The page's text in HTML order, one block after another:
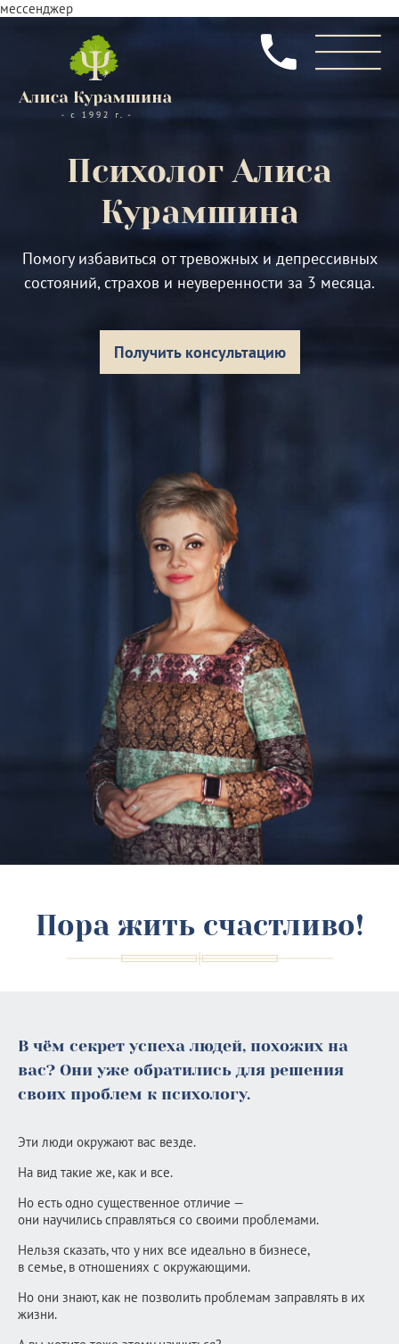
мессенджер
ПсихологАлиса
Курамшина
Помогу избавиться от тревожных и депрессивных
состояний, страхов и неуверенности за 3 месяца.
Получить консультацию
Пора жить счастливо!
В чём секрет успеха людей, похожих на
вас? Они уже обратились для решения
своих проблем к психологу.
Эти люди окружают вас везде.
На вид такие же, как и все.
Но есть одно существенное отличие —
они научились справляться со своими проблемами.
Нельзя сказать, что у них все идеально в бизнесе,
в семье, в отношениях с окружающими.
Но они знают, как не позволить проблемам заправлять в их
жизни.